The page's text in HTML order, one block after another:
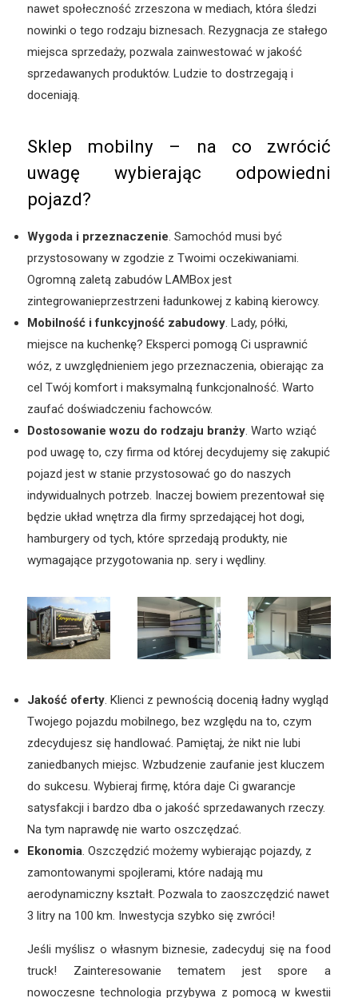
nawet społeczność zrzeszona w mediach, która śledzi
nowinki o tego rodzaju biznesach. Rezygnacja ze stałego
miejsca sprzedaży, pozwala zainwestować w jakość
sprzedawanych produktów. Ludzie to dostrzegają i
doceniają.
Sklep mobilny – na co zwrócić
uwagę wybierając odpowiedni
pojazd?
Wygoda i przeznaczenie. Samochód musi być
przystosowany w zgodzie z Twoimi oczekiwaniami.
Ogromną zaletą zabudów LAMBox jest
zintegrowanieprzestrzeni ładunkowej z kabiną kierowcy.
Mobilność i funkcyjność zabudowy. Lady, półki,
miejsce na kuchenkę? Eksperci pomogą Ci usprawnić
wóz, z uwzględnieniem jego przeznaczenia, obierając za
cel Twój komfort i maksymalną funkcjonalność. Warto
zaufać doświadczeniu fachowców.
Dostosowanie wozu do rodzaju branży. Warto wziąć
pod uwagę to, czy firma od której decydujemy się zakupić
pojazd jest w stanie przystosować go do naszych
indywidualnych potrzeb. Inaczej bowiem prezentował się
będzie układ wnętrza dla firmy sprzedającej hot dogi,
hamburgery od tych, które sprzedają produkty, nie
wymagające przygotowania np. sery i wędliny.
Jakość oferty. Klienci z pewnością docenią ładny wygląd
Twojego pojazdu mobilnego, bez względu na to, czym
zdecydujesz się handlować. Pamiętaj, że nikt nie lubi
zaniedbanych miejsc. Wzbudzenie zaufanie jest kluczem
do sukcesu. Wybieraj firmę, która daje Ci gwarancje
satysfakcji i bardzo dba o jakość sprzedawanych rzeczy.
Na tym naprawdę nie warto oszczędzać.
Ekonomia. Oszczędzić możemy wybierając pojazdy, z
zamontowanymi spojlerami, które nadają mu
aerodynamiczny kształt. Pozwala to zaoszczędzić nawet
3 litry na 100 km. Inwestycja szybko się zwróci!
Jeśli myślisz o własnym biznesie, zadecyduj się na food
truck! Zainteresowanie tematem jest spore a
nowoczesne technologia przybywa z pomocą w kwestii